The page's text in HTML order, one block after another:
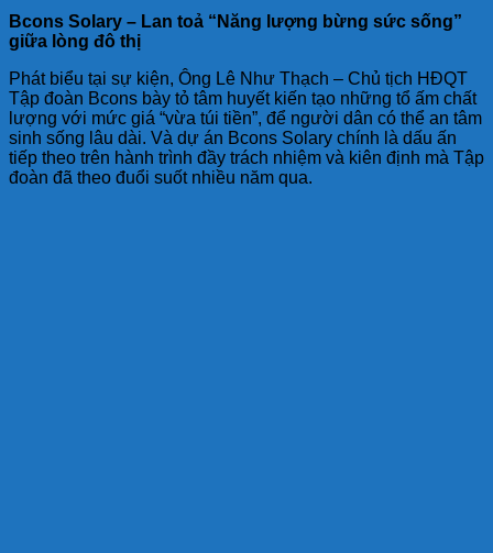
Bcons Solary – Lan toả “Năng lượng bừng sức sống”
giữa lòng đô thị
Phát biểu tại sự kiện, Ông Lê Như Thạch – Chủ tịch HĐQT
Tập đoàn Bcons bày tỏ tâm huyết kiến tạo những tổ ấm chất
lượng với mức giá “vừa túi tiền”, để người dân có thể an tâm
sinh sống lâu dài. Và dự án Bcons Solary chính là dấu ấn
tiếp theo trên hành trình đầy trách nhiệm và kiên định mà Tập
đoàn đã theo đuổi suốt nhiều năm qua.